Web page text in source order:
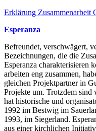
Erklärung
Esperanza
Befreundet, verschwägert,
Bezeichnungen, die die
Esperanza charakterisieren
arbeiten eng zusammen,
gleichen Projektpartner in
Projekte um. Trotzdem
hat historische und
1992 im Bestwig im
1993, im Siegerland.
aus einer kirchlichen